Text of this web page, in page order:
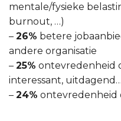
mentale/fysieke
burnout, …)
– 26% betere
andere organisatie
– 25% ontevredenheid
interessant,
– 24% ontevredenheid